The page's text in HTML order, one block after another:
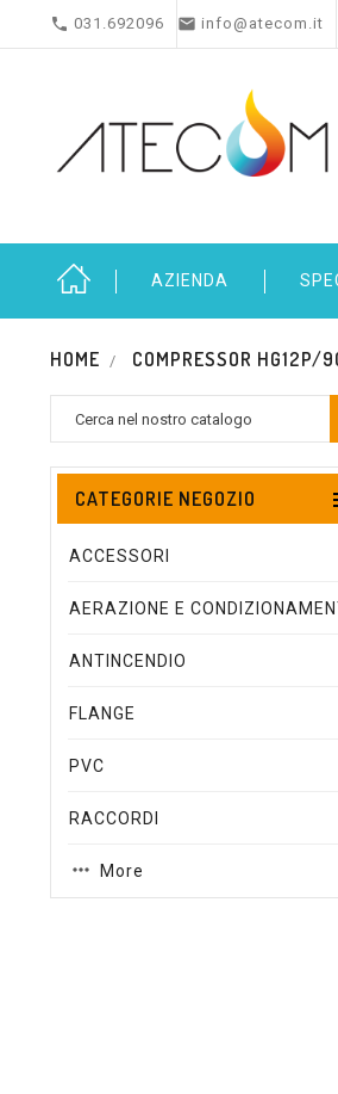
 031.692096  info@atecom.it
AZIENDA
HOME COMPRESSOR HG12P/
CATEGORIE NEGOZIO
ACCESSORI
AERAZIONE E
ANTINCENDIO
FLANGE
PVC
RACCORDI
More